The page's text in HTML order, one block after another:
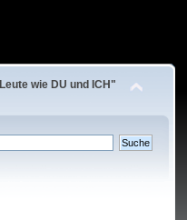
wie DU und ICH"